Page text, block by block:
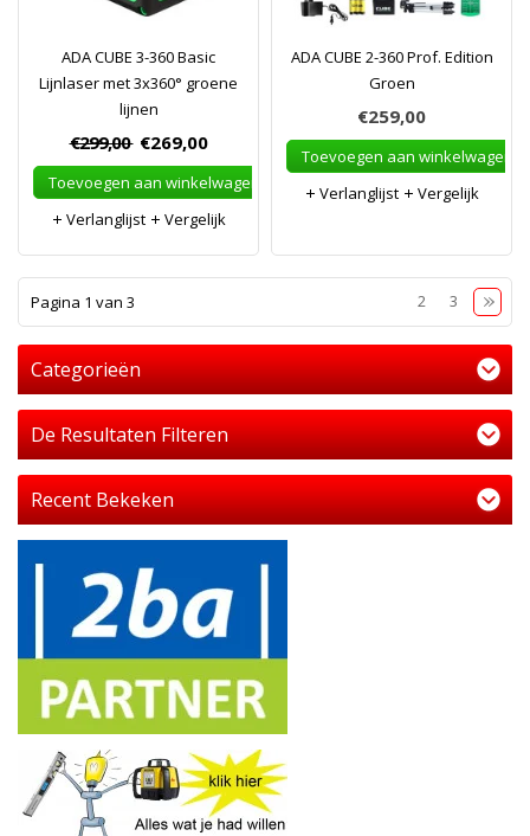
ADA CUBE 3-360 Basic
Lijnlaser met 3x360° groene
lijnen
€299,00 €269,00
Toevoegen aan winkelwagen
Verlanglijst
Vergelijk
ADA CUBE 2-360 Prof. Edition
Groen
€259,00
Toevoegen aan winkelwagen
Verlanglijst
Vergelijk
Pagina 1 van 3 2 3
Categorieën
De Resultaten Filteren
Recent Bekeken